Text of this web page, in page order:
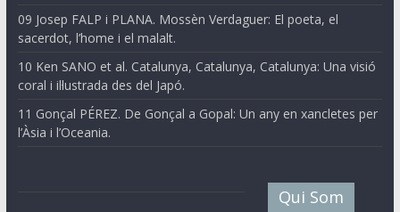
09 Josep FALP i PLANA. Mossèn Verdaguer: El poeta, el
sacerdot, l’home i el malalt.
10 Ken SANO et al. Catalunya, Catalunya, Catalunya: Una visió
coral i il·lustrada des del Japó.
11 Gonçal PÉREZ. De Gonçal a Gopal: Un any en xancletes per
l’Àsia i l’Oceania.
Qui Som